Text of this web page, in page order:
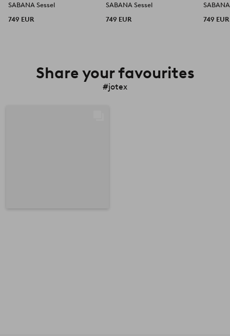
SABANA Sessel
749 EUR
SABANA Sessel
749 EUR
749 EUR
Share your favourites
#jotex